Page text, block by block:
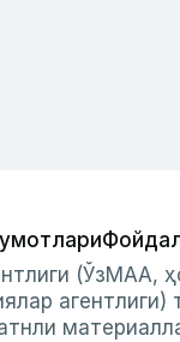
(ЎзМАА,